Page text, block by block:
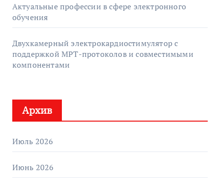
Актуальные профессии в сфере электронного
обучения
Двухкамерный электрокардиостимулятор с
поддержкой МРТ-протоколов и совместимыми
компонентами
Архив
Июль 2026
Июнь 2026